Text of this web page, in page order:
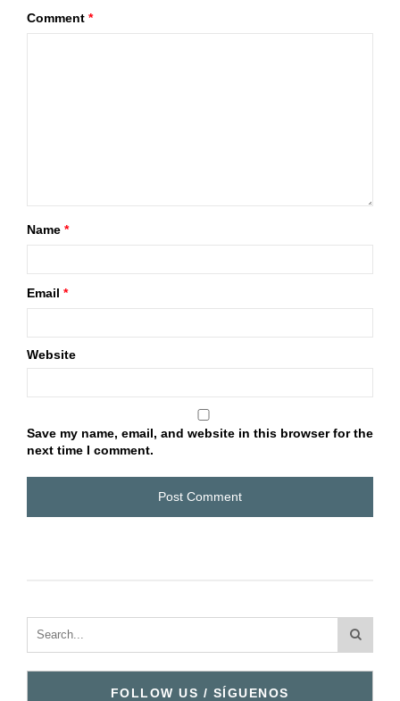
Comment *
Name *
Email *
Website
Save my name, email, and website in this browser for the
next time I comment.
FOLLOW US / SÍGUENOS